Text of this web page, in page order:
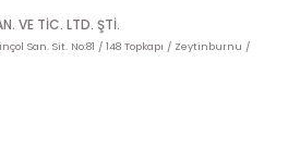
VE TİC. LTD. ŞTİ.
San. Sit. No:81 / 148 Topkapı / Zeytinburnu /